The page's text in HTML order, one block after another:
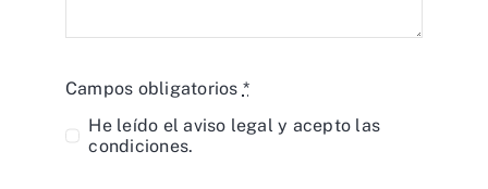
Campos obligatorios *
He leído elaviso legal y acepto las
condiciones.